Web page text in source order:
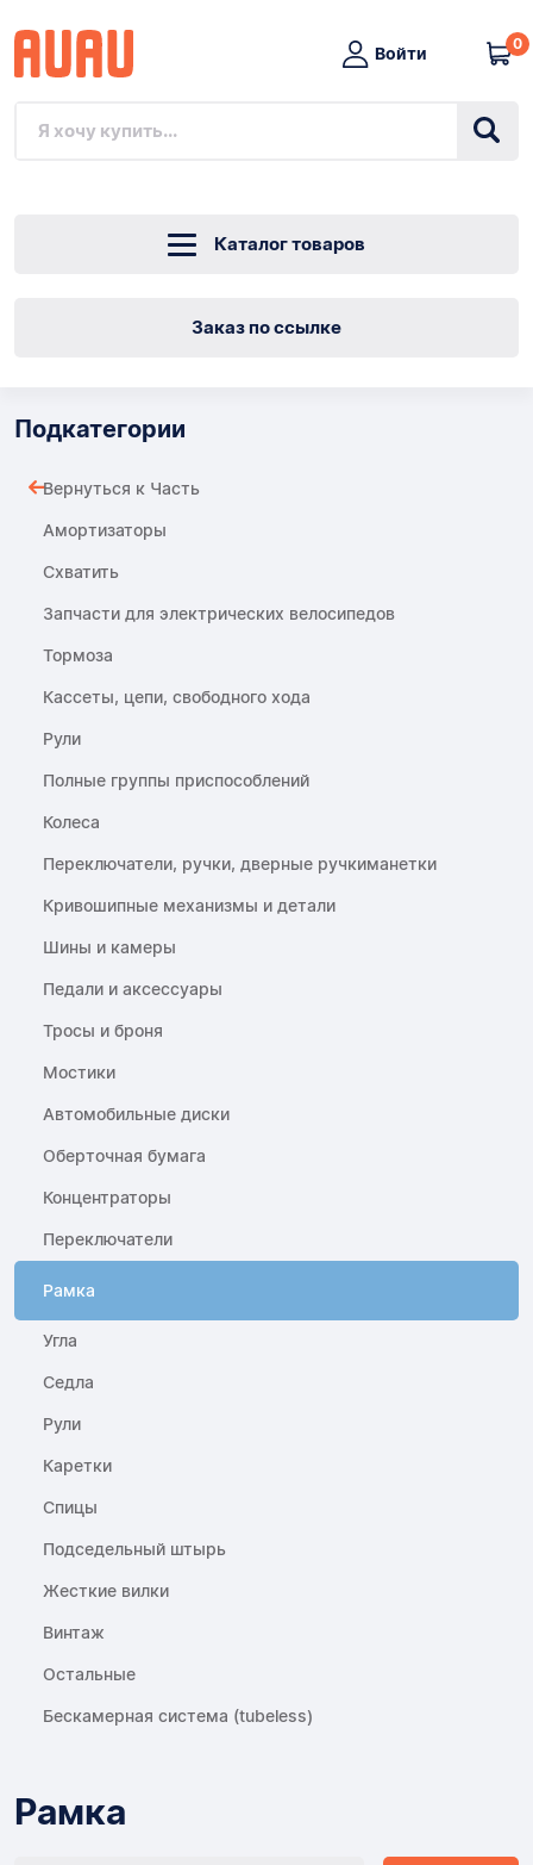
Войти
0
Каталог товаров
Заказ по ссылке
Подкатегории
Вернуться к Часть
Амортизаторы
Схватить
Запчасти для электрических велосипедов
Тормоза
Кассеты, цепи, свободного хода
Рули
Полные группы приспособлений
Колеса
Переключатели, ручки, дверные ручкиманетки
Кривошипные механизмы и детали
Шины и камеры
Педали и аксессуары
Тросы и броня
Мостики
Автомобильные диски
Оберточная бумага
Концентраторы
Переключатели
Рамка
Угла
Седла
Рули
Каретки
Спицы
Подседельный штырь
Жесткие вилки
Винтаж
Остальные
Бескамерная система (tubeless)
Рамка